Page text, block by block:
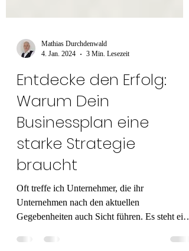
4. Jan. 2024
3 Min. Lesezeit
Entdecke den Erfolg:
Warum Dein
Businessplan eine
starke Strategie
braucht
Oft treffe ich Unternehmer, die ihr
Gegebenheiten auch Sicht führen. Es steht ein